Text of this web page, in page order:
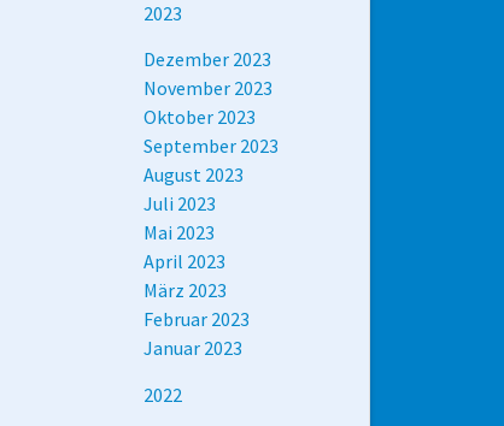
2023
Dezember 2023
November 2023
Oktober 2023
September 2023
August 2023
Juli 2023
Mai 2023
April 2023
März 2023
Februar 2023
Januar 2023
2022